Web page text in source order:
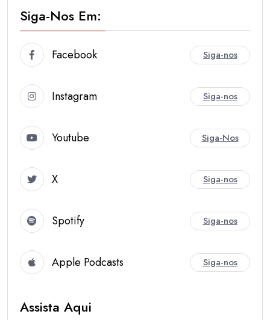
Siga-Nos Em:
Facebook Siga-nos
Instagram Siga-nos
Youtube Siga-Nos
X Siga-nos
Spotify Siga-nos
Apple Podcasts Siga-nos
Assista Aqui